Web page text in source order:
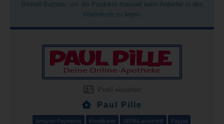
Bestell-Buttons, um die Produkte manuell beim Anbieter in den
Warenkorb zu legen.
Profil einsehen
Paul Pille
Amazon Payments Kreditkarte SEPA/Lastschrift Paypal